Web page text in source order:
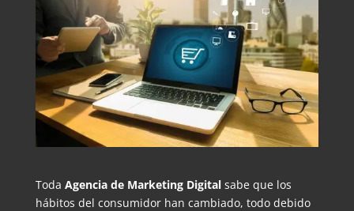
Toda Agencia de Marketing Digital sabe que los
hábitos del consumidor han cambiado, todo debido